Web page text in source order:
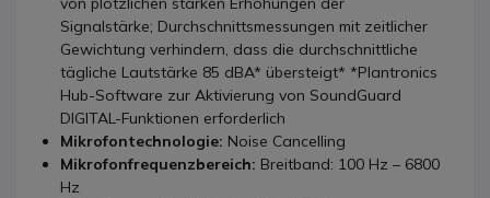
Signalstärke; Durchschnittsmessungen mit zeitlicher
Gewichtung verhindern, dass die durchschnittliche
tägliche Lautstärke 85 dBA* übersteigt* *Plantronics
Hub-Software zur Aktivierung von SoundGuard
DIGITAL-Funktionen erforderlich
Mikrofontechnologie: Noise Cancelling
Mikrofonfrequenzbereich: Breitband: 100 Hz – 6800
Hz